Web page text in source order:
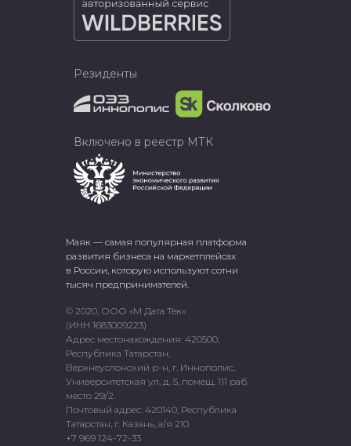
Маяк — самая популярная платформа
развития бизнеса на маркетплейсах
в России, которую используют сотни
тысяч предпринимателей.
© 2020, ООО «М Дата Тек»
(ИНН 1683009223)
Адрес местонахождения: 420500,
Республика Татарстан,
Верхнеуслонский р-н, г. Иннополис,
Университетская ул, д. 5, помещ. 111 раб.
место 29/2.
Почтовый адрес: 420140, Республика
Татарстан, г. Казань, а/я 210.
+7 969 124-72-33
Резиденты
Включено в реестр МТК